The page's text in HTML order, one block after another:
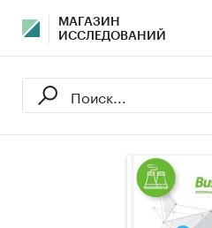
МАГАЗИН
ИССЛЕДОВАНИЙ